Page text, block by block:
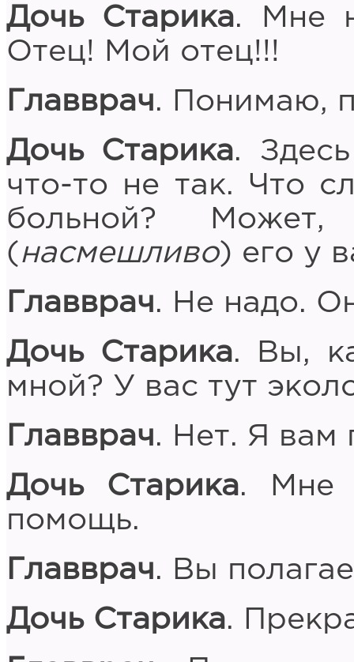
Дочь Старика. Мне
Отец! Мой отец!!!
Главврач. Понимаю,
Дочь Старика.
что-то не так. Что
больной?
( насмешливо) его у
Главврач. Не надо.
Дочь Старика. Вы,
мной? У вас тут
Главврач. Нет. Я вам
Дочь Старика. Мне
помощь.
Главврач. Вы
Дочь Старика.